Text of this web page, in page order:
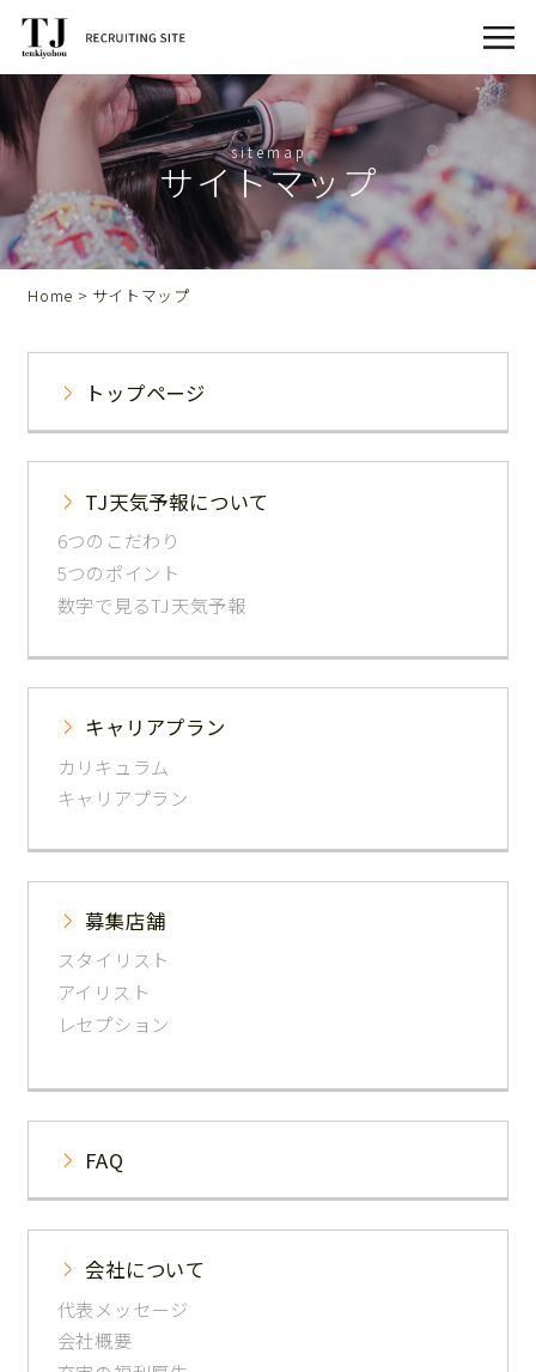
サイトマップ
Home > サイトマップ
トップページ
TJ天気予報について
6つのこだわり
5つのポイント
数字で見るTJ天気予報
キャリアプラン
カリキュラム
キャリアプラン
募集店舗
スタイリスト
アイリスト
レセプション
FAQ
会社について
代表メッセージ
会社概要